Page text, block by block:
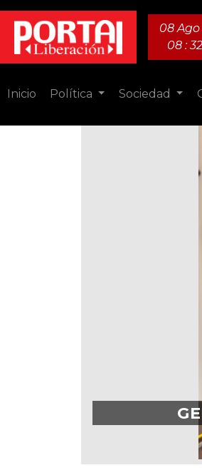
08
08 :
Inicio Política Sociedad